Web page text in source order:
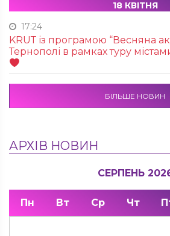
18 КВІТНЯ
17:24
KRUТ із програмою “Весняна
Тернополі в рамках туру
БІЛЬШЕ НОВИН
АРХІВ НОВИН
СЕРПЕНЬ
Пн Вт Ср Чт